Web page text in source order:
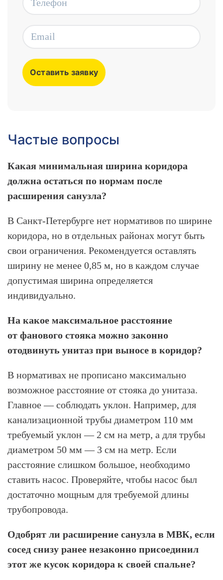
Частые вопросы
Какая минимальная ширина коридора
должна остаться по нормам после
расширения санузла?
В Санкт-Петербурге нет нормативов по ширине
коридора, но в отдельных районах могут быть
свои ограничения. Рекомендуется оставлять
ширину не менее 0,85 м, но в каждом случае
допустимая ширина определяется
индивидуально.
На какое максимальное расстояние
от фанового стояка можно законно
отодвинуть унитаз при выносе в коридор?
В нормативах не прописано максимально
возможное расстояние от стояка до унитаза.
Главное — соблюдать уклон. Например, для
канализационной трубы диаметром 110 мм
требуемый уклон — 2 см на метр, а для трубы
диаметром 50 мм — 3 см на метр. Если
расстояние слишком большое, необходимо
ставить насос. Проверяйте, чтобы насос был
достаточно мощным для требуемой длины
трубопровода.
Одобрят ли расширение санузла в МВК, если
сосед снизу ранее незаконно присоединил
этот же кусок коридора к своей спальне?